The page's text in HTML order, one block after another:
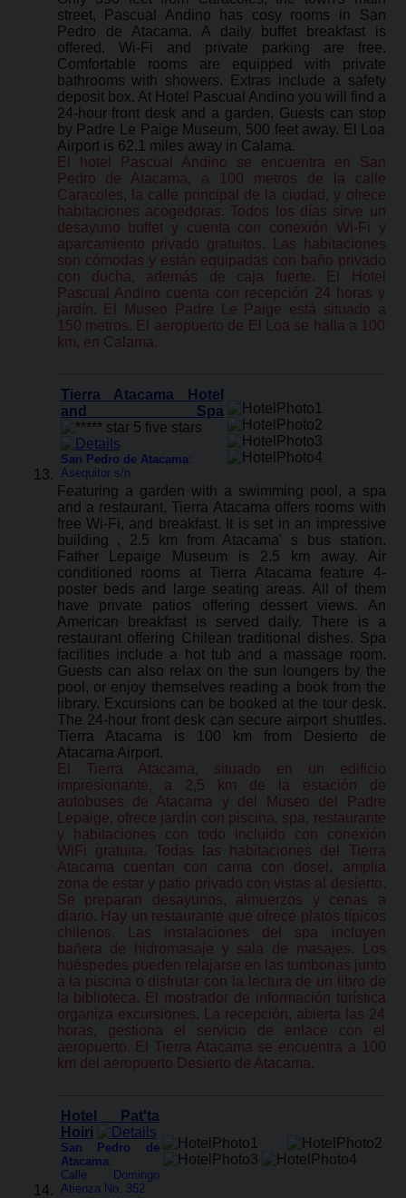
street, Pascual Andino has cosy rooms in San
Pedro de Atacama. A daily buffet breakfast is
offered. Wi-Fi and private parking are free.
Comfortable rooms are equipped with private
bathrooms with showers. Extras include a safety
deposit box. At Hotel Pascual Andino you will find a
24-hour front desk and a garden. Guests can stop
by Padre Le Paige Museum, 500 feet away. El Loa
Airport is 62.1 miles away in Calama.
El hotel Pascual Andino se encuentra en San
Pedro de Atacama, a 100 metros de la calle
Caracoles, la calle principal de la ciudad, y ofrece
habitaciones acogedoras. Todos los días sirve un
desayuno buffet y cuenta con conexión Wi-Fi y
aparcamiento privado gratuitos. Las habitaciones
son cómodas y están equipadas con baño privado
con ducha, además de caja fuerte. El Hotel
Pascual Andino cuenta con recepción 24 horas y
jardín. El Museo Padre Le Paige está situado a
150 metros. El aeropuerto de El Loa se halla a 100
km, en Calama.
Tierra Atacama Hotel
and Spa
San Pedro de Atacama:
Asequitor s/n
Featuring a garden with a swimming pool, a spa
and a restaurant, Tierra Atacama offers rooms with
free Wi-Fi, and breakfast. It is set in an impressive
building , 2.5 km from Atacama' s bus station.
Father Lepaige Museum is 2.5 km away. Air
conditioned rooms at Tierra Atacama feature 4-
poster beds and large seating areas. All of them
have private patios offering dessert views. An
American breakfast is served daily. There is a
restaurant offering Chilean traditional dishes. Spa
facilities include a hot tub and a massage room.
Guests can also relax on the sun loungers by the
pool, or enjoy themselves reading a book from the
library. Excursions can be booked at the tour desk.
The 24-hour front desk can secure airport shuttles.
Tierra Atacama is 100 km from Desierto de
Atacama Airport.
El Tierra Atacama, situado en un edificio
impresionante, a 2,5 km de la estación de
autobuses de Atacama y del Museo del Padre
Lepaige, ofrece jardín con piscina, spa, restaurante
y habitaciones con todo incluido con conexión
WiFi gratuita. Todas las habitaciones del Tierra
Atacama cuentan con cama con dosel, amplia
zona de estar y patio privado con vistas al desierto.
Se preparan desayunos, almuerzos y cenas a
diario. Hay un restaurante que ofrece platos típicos
chilenos. Las instalaciones del spa incluyen
bañera de hidromasaje y sala de masajes. Los
huéspedes pueden relajarse en las tumbonas junto
a la piscina o disfrutar con la lectura de un libro de
la biblioteca. El mostrador de información turística
organiza excursiones. La recepción, abierta las 24
horas, gestiona el servicio de enlace con el
aeropuerto. El Tierra Atacama se encuentra a 100
km del aeropuerto Desierto de Atacama.
Hotel Pat'ta
Hoiri
San Pedro de
Atacama:
Calle Domingo
Atienza No. 352